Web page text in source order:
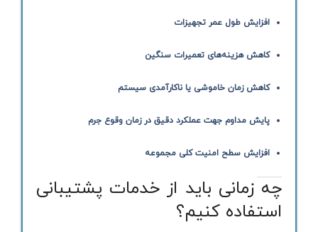
افزایش طول عمر تجهیزات
کاهش هزینه‌های تعمیرات سنگین
کاهش زمان خاموشی یا ناکارآمدی سیستم
پایش مداوم جهت عملکرد دقیق در زمان وقوع جرم
افزایش سطح امنیت کلی مجموعه
چه زمانی باید از خدمات پشتیبانی
استفاده کنیم؟